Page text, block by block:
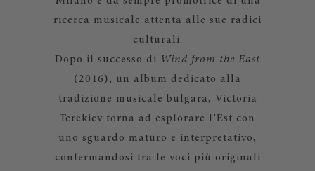
ricerca musicale attenta alle sue radici
culturali.
Dopo il successo di Wind from the East
(2016), un album dedicato alla
tradizione musicale bulgara, Victoria
Terekiev torna ad esplorare l’Est con
uno sguardo maturo e interpretativo,
confermandosi tra le voci più originali